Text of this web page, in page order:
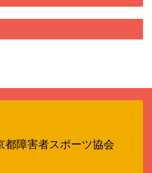
都障害者スポーツ協会